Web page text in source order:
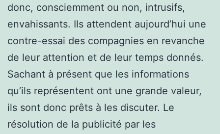
donc, consciemment ou non, intrusifs,
envahissants. Ils attendent aujourd’hui une
contre-essai des compagnies en revanche
de leur attention et de leur temps donnés.
Sachant à présent que les informations
qu’ils représentent ont une grande valeur,
ils sont donc prêts à les discuter. Le
résolution de la publicité par les